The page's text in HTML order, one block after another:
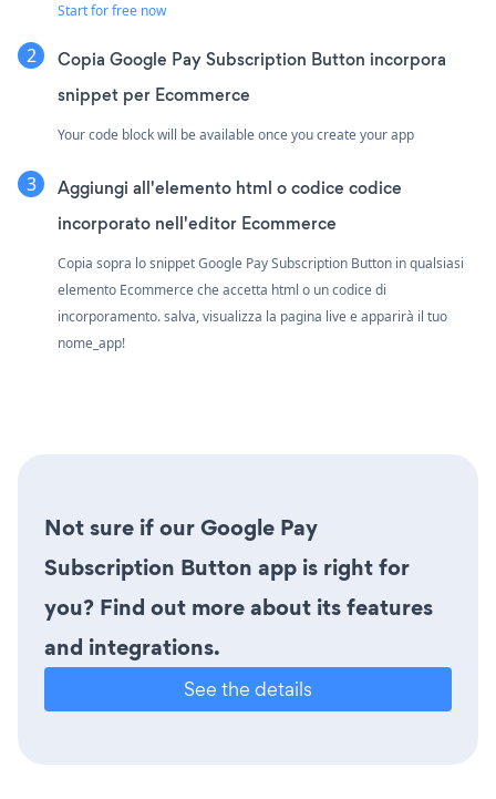
Start for free now
Copia Google Pay Subscription Button incorpora
snippet per Ecommerce
Your code block will be available once you create your app
Aggiungi all'elemento html o codice codice
incorporato nell'editor Ecommerce
Copia sopra lo snippet Google Pay Subscription Button in qualsiasi
elemento Ecommerce che accetta html o un codice di
incorporamento. salva, visualizza la pagina live e apparirà il tuo
nome_app!
Not sure if our Google Pay
Subscription Button app is right for
you? Find out more about its features
and integrations.
See the details